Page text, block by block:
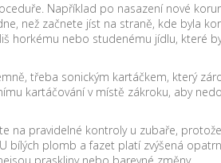
Například po nasazení nové
než začnete jíst na straně, kde byla
horkému nebo studenému jídlu, které
třeba sonickým kartáčkem, který
kartáčování v místě zákroku, aby
na pravidelné kontroly u zubaře,
bílých plomb a fazet platí zvýšená